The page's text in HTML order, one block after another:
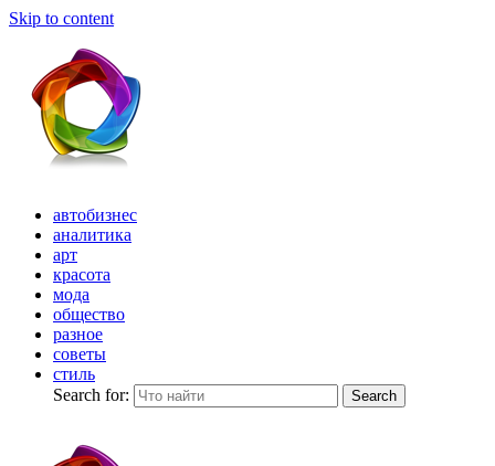
Skip to content
автобизнес
аналитика
арт
красота
мода
общество
разное
советы
стиль
Search for:
Search